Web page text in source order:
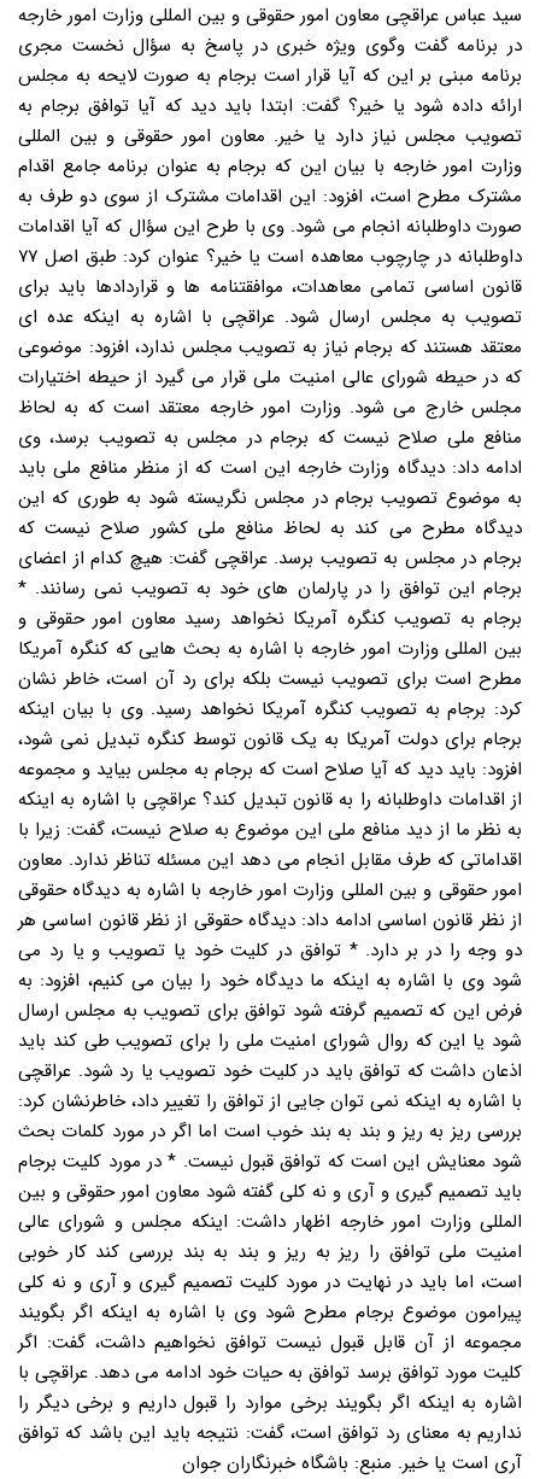
سید عباس عراقچی معاون امور حقوقی و بین المللی وزارت امور خارجه
در برنامه گفت وگوی ویژه خبری در پاسخ به سؤال نخست مجری
برنامه مبنی بر این که آیا قرار است برجام به صورت لایحه به مجلس
ارائه داده شود یا خیر؟ گفت: ابتدا باید دید که آیا توافق برجام به
تصویب مجلس نیاز دارد یا خیر. معاون امور حقوقی و بین المللی
وزارت امور خارجه با بیان این که برجام به عنوان برنامه جامع اقدام
مشترک مطرح است، افزود: این اقدامات مشترک از سوی دو طرف به
صورت داوطلبانه انجام می شود. وی با طرح این سؤال که آیا اقدامات
داوطلبانه در چارچوب معاهده است یا خیر؟ عنوان کرد: طبق اصل ۷۷
قانون اساسی تمامی معاهدات، موافقتنامه ها و قراردادها باید برای
تصویب به مجلس ارسال شود. عراقچی با اشاره به اینکه عده ای
معتقد هستند که برجام نیاز به تصویب مجلس ندارد، افزود: موضوعی
که در حیطه شورای عالی امنیت ملی قرار می گیرد از حیطه اختیارات
مجلس خارج می شود. وزارت امور خارجه معتقد است که به لحاظ
منافع ملی صلاح نیست که برجام در مجلس به تصویب برسد، وی
ادامه داد: دیدگاه وزارت خارجه این است که از منظر منافع ملی باید
به موضوع تصویب برجام در مجلس نگریسته شود به طوری که این
دیدگاه مطرح می کند به لحاظ منافع ملی کشور صلاح نیست که
برجام در مجلس به تصویب برسد. عراقچی گفت: هیچ کدام از اعضای
برجام این توافق را در پارلمان های خود به تصویب نمی رسانند. *
برجام به تصویب کنگره آمریکا نخواهد رسید معاون امور حقوقی و
بین المللی وزارت امور خارجه با اشاره به بحث هایی که کنگره آمریکا
مطرح است برای تصویب نیست بلکه برای رد آن است، خاطر نشان
کرد: برجام به تصویب کنگره آمریکا نخواهد رسید. وی با بیان اینکه
برجام برای دولت آمریکا به یک قانون توسط کنگره تبدیل نمی شود،
افزود: باید دید که آیا صلاح است که برجام به مجلس بیاید و مجموعه
از اقدامات داوطلبانه را به قانون تبدیل کند؟ عراقچی با اشاره به اینکه
به نظر ما از دید منافع ملی این موضوع به صلاح نیست، گفت: زیرا با
اقداماتی که طرف مقابل انجام می دهد این مسئله تناظر ندارد. معاون
امور حقوقی و بین المللی وزارت امور خارجه با اشاره به دیدگاه حقوقی
از نظر قانون اساسی ادامه داد: دیدگاه حقوقی از نظر قانون اساسی هر
دو وجه را در بر دارد. * توافق در کلیت خود یا تصویب و یا رد می
شود وی با اشاره به اینکه ما دیدگاه خود را بیان می کنیم، افزود: به
فرض این که تصمیم گرفته شود توافق برای تصویب به مجلس ارسال
شود یا این که روال شورای امنیت ملی را برای تصویب طی کند باید
اذعان داشت که توافق باید در کلیت خود تصویب یا رد شود. عراقچی
با اشاره به اینکه نمی توان جایی از توافق را تغییر داد، خاطرنشان کرد:
بررسی ریز به ریز و بند به بند خوب است اما اگر در مورد کلمات بحث
شود معنایش این است که توافق قبول نیست. * در مورد کلیت برجام
باید تصمیم گیری و آری و نه کلی گفته شود معاون امور حقوقی و بین
المللی وزارت امور خارجه اظهار داشت: اینکه مجلس و شورای عالی
امنیت ملی توافق را ریز به ریز و بند به بند بررسی کند کار خوبی
است، اما باید در نهایت در مورد کلیت تصمیم گیری و آری و نه کلی
پیرامون موضوع برجام مطرح شود وی با اشاره به اینکه اگر بگویند
مجموعه از آن قابل قبول نیست توافق نخواهیم داشت، گفت: اگر
کلیت مورد توافق برسد توافق به حیات خود ادامه می دهد. عراقچی با
اشاره به اینکه اگر بگویند برخی موارد را قبول داریم و برخی دیگر را
نداریم به معنای رد توافق است، گفت: نتیجه باید این باشد که توافق
آری است یا خیر. منبع: باشگاه خبرنگاران جوان